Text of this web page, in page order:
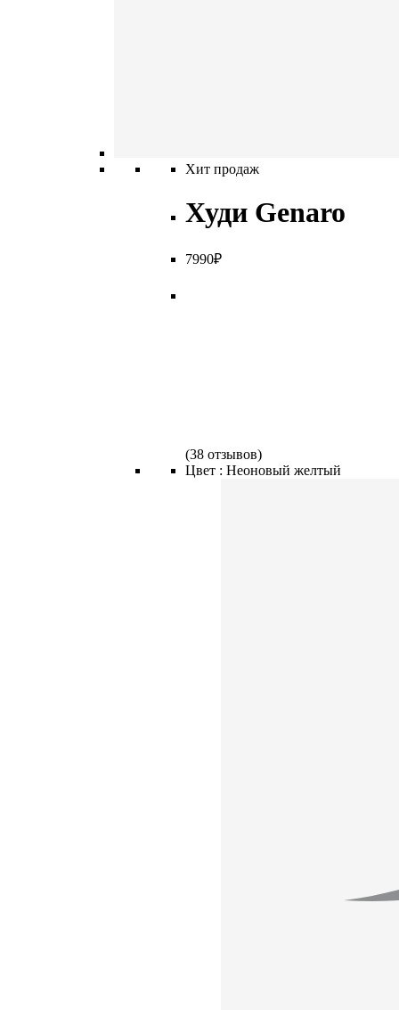
Хит продаж
Худи Genaro
7990₽
(38 отзывов)
Цвет : Неоновый желтый